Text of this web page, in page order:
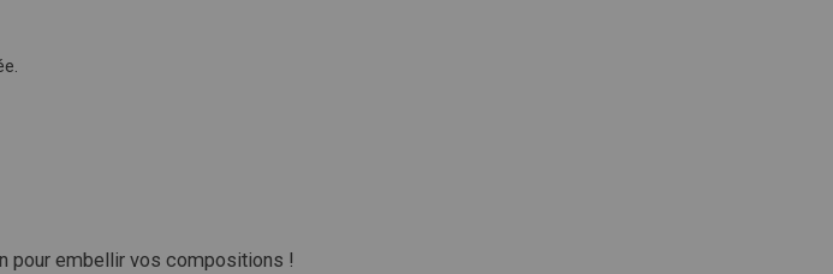
pour embellir vos compositions !